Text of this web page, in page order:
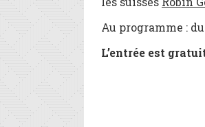
Au programme :
L’entrée est